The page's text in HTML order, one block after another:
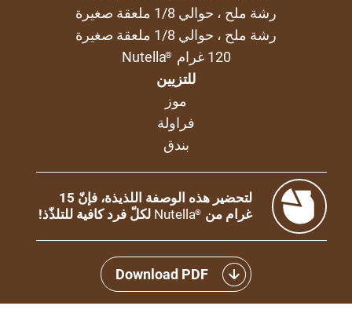
رشة ملح ، حوالي 1/8 ملعقة صغيرة
رشة ملح ، حوالي 1/8 ملعقة صغيرة
120 غرام
®
Nutella
للتزيين
موز
فراولة
بندق
لتحضير هذه الوصفة اللذيذة، فإنّ 15
غرام من ®
Nutella لكلّ فرد كافية للتلذّذ!
Download PDF